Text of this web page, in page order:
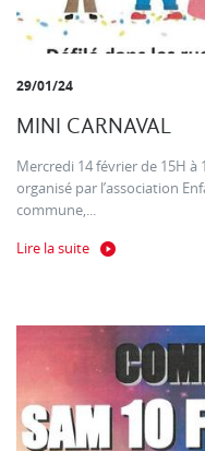
29/01/24
MINI CARNAVAL
Mercredi 14 février de 15H à
organisé par l’association
commune,...
Lire la suite